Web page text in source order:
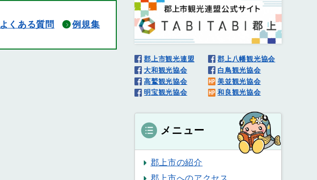
よくある質問 例規集
郡上市観光連盟
郡上八幡観光協会
大和観光協会
白鳥観光協会
高鷲観光協会
美並観光協会
明宝観光協会
和良観光協会
メニュー
郡上市の紹介